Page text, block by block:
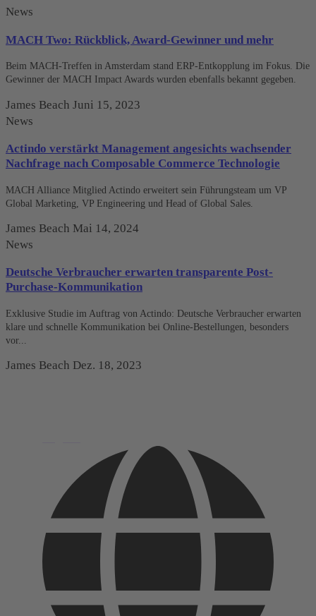
News
MACH Two: Rückblick, Award-Gewinner und mehr
Beim MACH-Treffen in Amsterdam stand ERP-Entkopplung im Fokus. Die
Gewinner der MACH Impact Awards wurden ebenfalls bekannt gegeben.
James Beach Juni 15, 2023
News
Actindo verstärkt Management angesichts wachsender
Nachfrage nach Composable Commerce Technologie
MACH Alliance Mitglied Actindo erweitert sein Führungsteam um VP
Global Marketing, VP Engineering und Head of Global Sales.
James Beach Mai 14, 2024
News
Deutsche Verbraucher erwarten transparente Post-
Purchase-Kommunikation
Exklusive Studie im Auftrag von Actindo: Deutsche Verbraucher erwarten
klare und schnelle Kommunikation bei Online-Bestellungen, besonders
vor...
James Beach Dez. 18, 2023